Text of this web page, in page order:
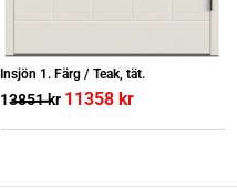
Insjön 1. Färg / Teak, tät.
13851kr 11358 kr